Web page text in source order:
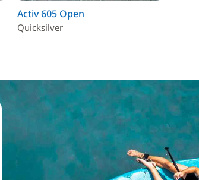
Activ 605 Open
Quicksilver